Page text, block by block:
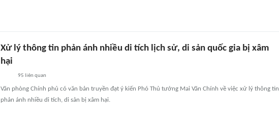
Xử lý thông tin phản ánh nhiều di tích lịch sử, di sản quốc gia bị xâm
hại
95 liên quan
Văn phòng Chính phủ có văn bản truyền đạt ý kiến Phó Thủ tướng Mai Văn Chính về việc xử lý thông tin
phản ánh nhiều di tích, di sản bị xâm hại.